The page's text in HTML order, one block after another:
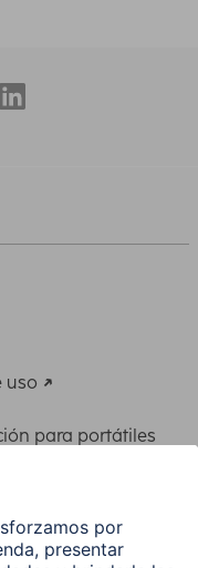
uso
para portátiles